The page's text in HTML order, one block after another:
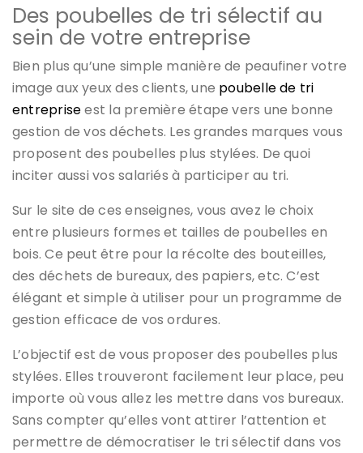
Des poubelles de tri sélectif au
sein de votre entreprise
Bien plus qu’une simple manière de peaufiner votre
image aux yeux des clients, une poubelle de tri
entrepriseest la première étape vers une bonne
gestion de vos déchets. Les grandes marques vous
proposent des poubelles plus stylées. De quoi
inciter aussi vos salariés à participer au tri.
Sur le site de ces enseignes, vous avez le choix
entre plusieurs formes et tailles de poubelles en
bois. Ce peut être pour la récolte des bouteilles,
des déchets de bureaux, des papiers, etc. C’est
élégant et simple à utiliser pour un programme de
gestion efficace de vos ordures.
L’objectif est de vous proposer des poubelles plus
stylées. Elles trouveront facilement leur place, peu
importe où vous allez les mettre dans vos bureaux.
Sans compter qu’elles vont attirer l’attention et
permettre de démocratiser le tri sélectif dans vos